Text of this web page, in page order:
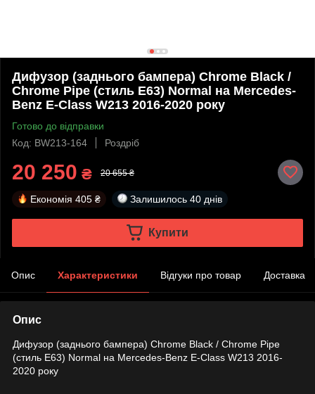
Дифузор (заднього бампера) Chrome Black /
Chrome Pipe (стиль E63) Normal на Mercedes-
Benz E-Class W213 2016-2020 року
Готово до відправки
Код: BW213-164
Роздріб
20 250 ₴ 20 655 ₴
Економія 405 ₴ Залишилось 40 днів
Купити
Опис Характеристики Відгуки про товар Доставка
Опис
Дифузор (заднього бампера) Chrome Black / Chrome Pipe
(стиль E63) Normal на Mercedes-Benz E-Class W213 2016-
2020 року